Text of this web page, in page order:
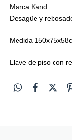
Marca Kand
Desagüe y
Medida
Llave de piso con